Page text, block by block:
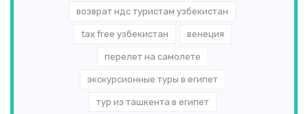
возврат ндс туристам узбекистан
tax free узбекистан венеция
перелет на самолете
экскурсионные туры в египет
тур из ташкента в египет